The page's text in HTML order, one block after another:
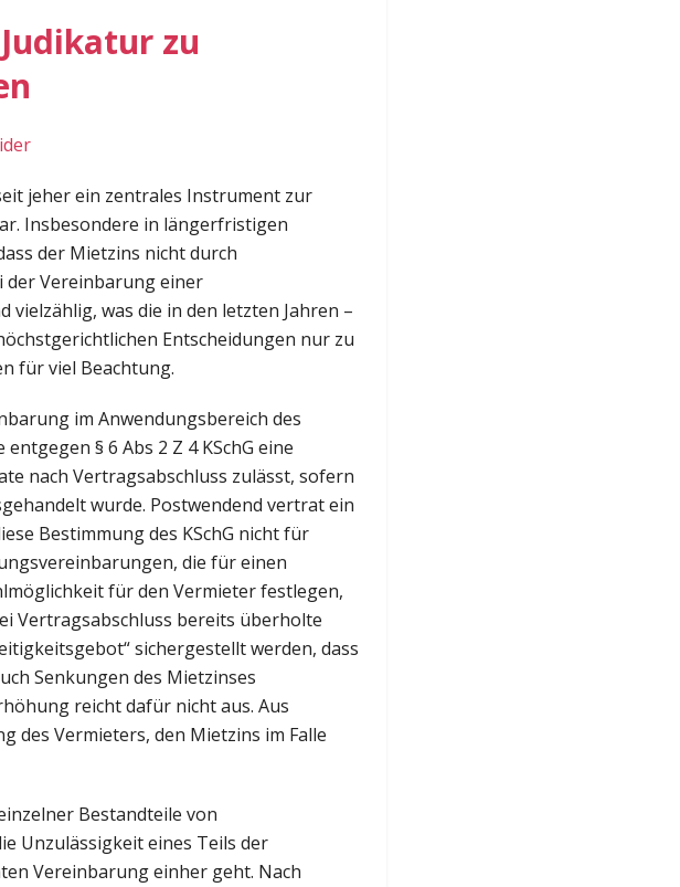
zu
jeher ein zentrales Instrument zur
Insbesondere in längerfristigen
der Mietzins nicht durch
der Vereinbarung einer
was die in den letzten Jahren –
Entscheidungen nur zu
für viel Beachtung.
im Anwendungsbereich des
§ 6 Abs 2 Z 4 KSchG eine
nach Vertragsabschluss zulässt, sofern
wurde. Postwendend vertrat ein
Bestimmung des KSchG nicht für
die für einen
für den Vermieter festlegen,
Vertragsabschluss bereits überholte
sichergestellt werden, dass
Senkungen des Mietzinses
reicht dafür nicht aus. Aus
des Vermieters, den Mietzins im Falle
Bestandteile von
Unzulässigkeit eines Teils der
Vereinbarung einher geht. Nach